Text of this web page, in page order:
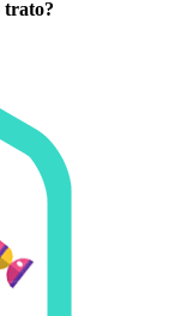
trato?